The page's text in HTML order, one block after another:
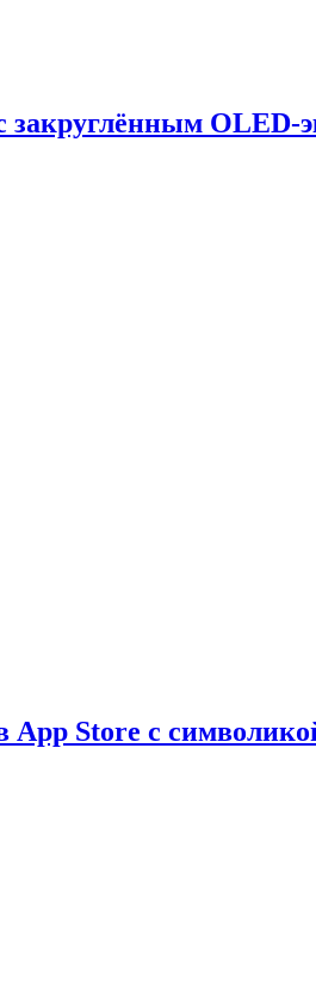
закруглённым OLED-
Store с